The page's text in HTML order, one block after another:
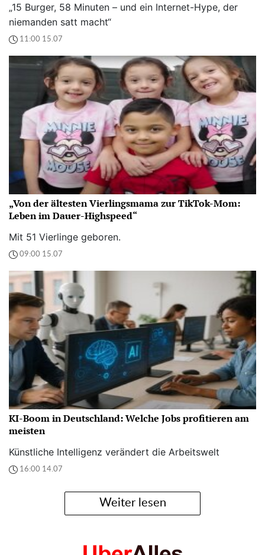
„15 Burger, 58 Minuten – und ein Internet-Hype, der
niemanden satt macht“
11:00 15.07
„Von der ältesten Vierlingsmama zur TikTok-Mom:
Leben im Dauer-Highspeed“
Mit 51 Vierlinge geboren.
09:00 15.07
KI-Boom in Deutschland: Welche Jobs profitieren am
meisten
Künstliche Intelligenz verändert die Arbeitswelt
16:00 14.07
Weiter lesen